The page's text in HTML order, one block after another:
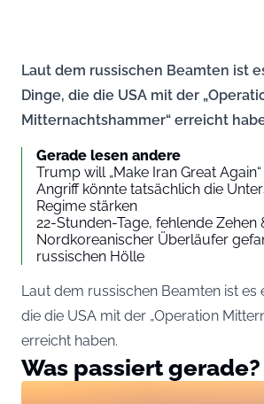
Laut dem russischen Beamten ist
Dinge, die die USA mit der
Mitternachtshammer“ erreicht
Gerade lesen andere
Trump will „Make Iran Great
Angriff könnte tatsächlich die
Regime stärken
22-Stunden-Tage, fehlende Zehen
Nordkoreanischer Überläufer
russischen Hölle
Laut dem russischen Beamten ist es
die die USA mit der „Operation
erreicht haben.
Was passiert gerade?